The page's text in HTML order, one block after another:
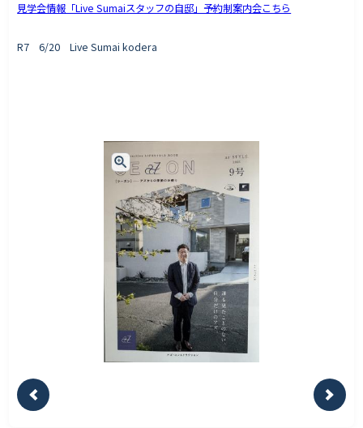
見学会情報「Live Sumaiスタッフの自邸」予約制案内会こちら
R7 6/20 Live Sumai kodera